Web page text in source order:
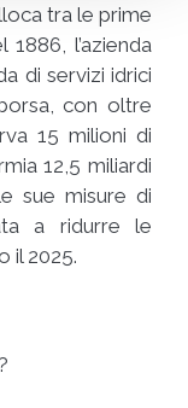
tra le prime
l’azienda
di servizi idrici
con oltre
15 milioni di
12,5 miliardi
sue misure di
a ridurre le
il 2025.